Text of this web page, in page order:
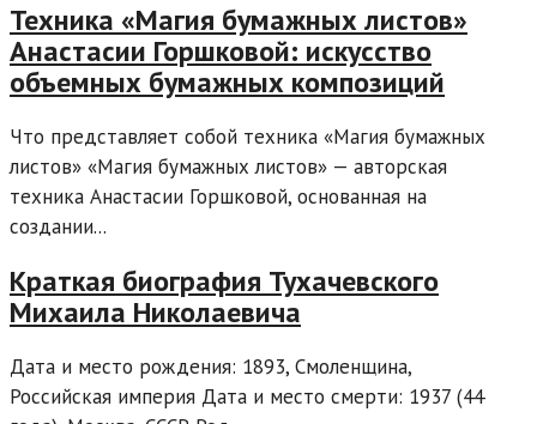
Техника «Магия бумажных листов»
Анастасии Горшковой: искусство
объемных бумажных композиций
Что представляет собой техника «Магия бумажных
листов» «Магия бумажных листов» — авторская
техника Анастасии Горшковой, основанная на
создании...
Краткая биография Тухачевского
Михаила Николаевича
Дата и место рождения: 1893, Смоленщина,
Российская империя Дата и место смерти: 1937 (44